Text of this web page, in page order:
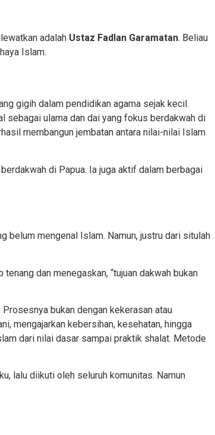
adalah Ustaz Fadlan Garamatan. Beliau
Islam.
gigih dalam pendidikan agama sejak kecil.
sebagai ulama dan dai yang fokus berdakwah di
membangun jembatan antara nilai-nilai Islam
di Papua. Ia juga aktif dalam berbagai
belum mengenal Islam. Namun, justru dari situlah
dan menegaskan, “tujuan dakwah bukan
bukan dengan kekerasan atau
mengajarkan kebersihan, kesehatan, hingga
dari nilai dasar sampai praktik shalat. Metode
lalu diikuti oleh seluruh komunitas. Namun